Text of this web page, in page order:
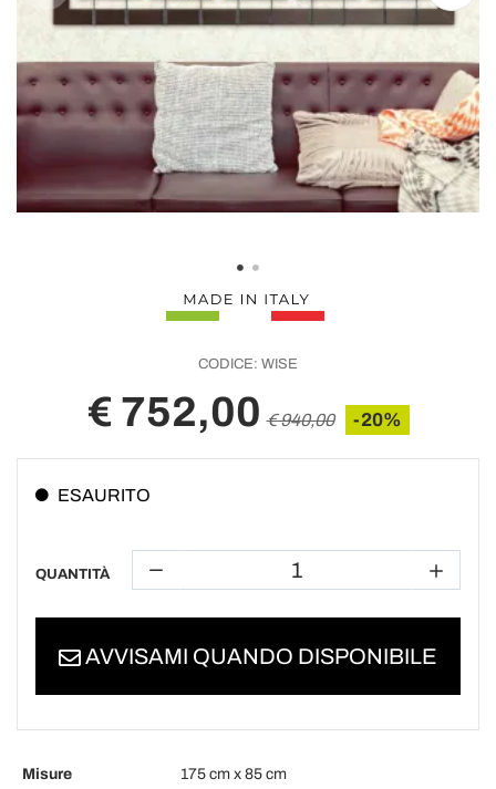
CODICE: WISE
€ 752,00 € 940,00 -20%
ESAURITO
QUANTITÀ
AVVISAMI QUANDO DISPONIBILE
Misure
175 cm x 85 cm